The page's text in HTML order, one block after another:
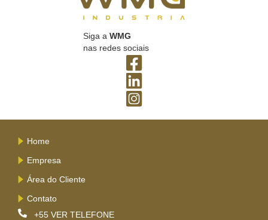
Siga a WMG
nas redes sociais
Home
Empresa
Área do Cliente
Contato
+55 VER TELEFONE